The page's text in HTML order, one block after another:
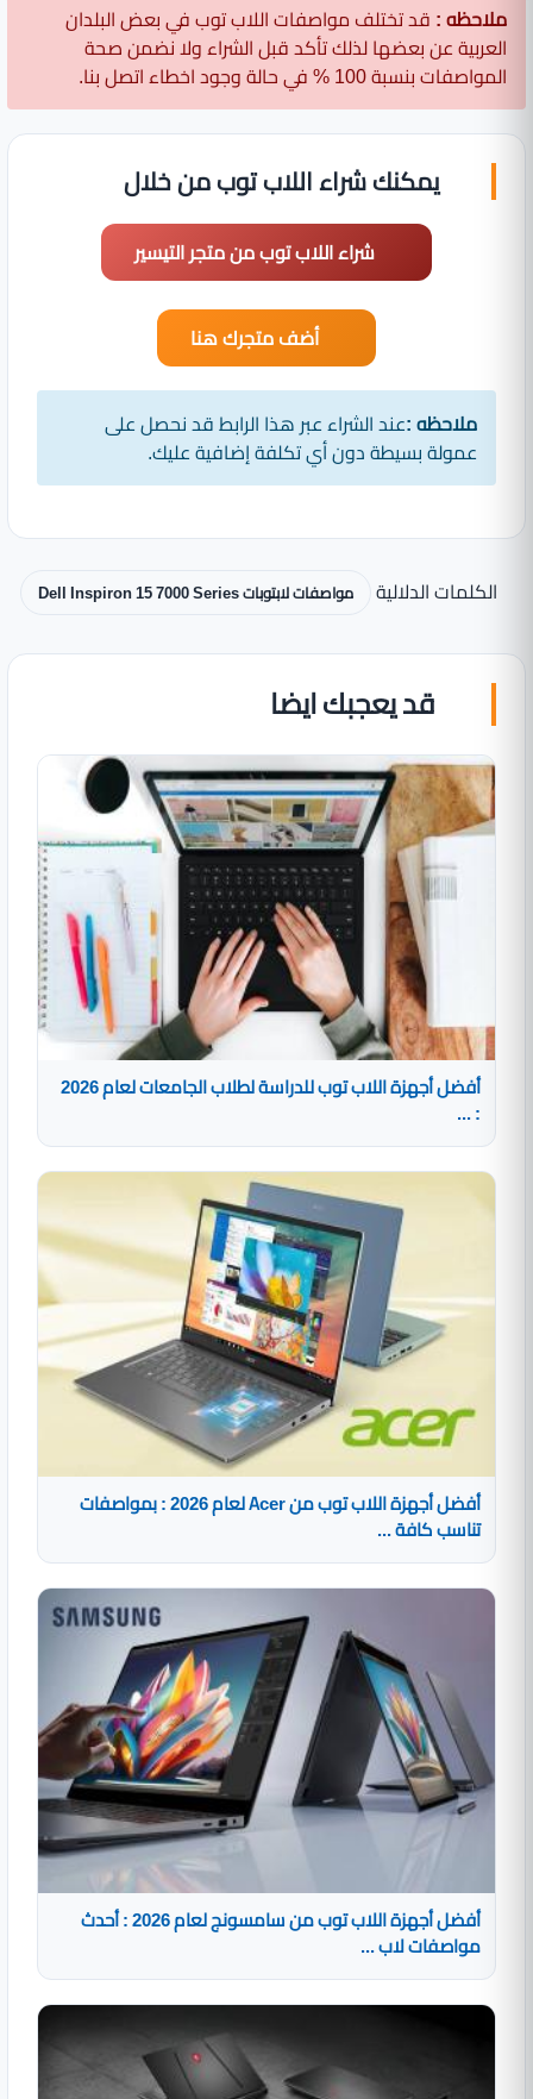
ملاحظه : قد تختلف مواصفات اللاب توب في بعض البلدان
العربية عن بعضها لذلك تأكد قبل الشراء ولا نضمن صحة
المواصفات بنسبة 100 % في حالة وجود اخطاء اتصل بنا.
يمكنك شراء اللاب توب من خلال
شراء اللاب توب من متجر التيسير
أضف متجرك هنا
ملاحظه :عند الشراء عبر هذا الرابط قد نحصل على
عمولة بسيطة دون أي تكلفة إضافية عليك.
الكلمات الدلالية مواصفات لابتوبات Dell Inspiron 15 7000 Series
قد يعجبك ايضا
أفضل أجهزة اللاب توب للدراسة لطلاب الجامعات لعام 2026
: ...
أفضل أجهزة اللاب توب من Acer لعام 2026 : بمواصفات
تناسب كافة ...
أفضل أجهزة اللاب توب من سامسونج لعام 2026 : أحدث
مواصفات لاب ...